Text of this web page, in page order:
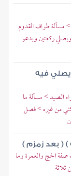
مسألة طواف القدوم
ركعتين ويدعو
فيه
الصيد > مسألة ما
من غيره > فصل
) ( بعد زمزم )
الحج والعمرة وما